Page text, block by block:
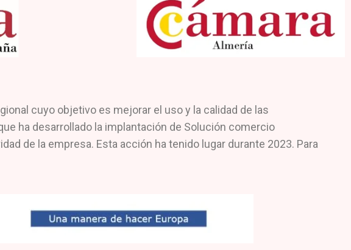
cuyo objetivo es mejorar el uso y la calidad de las
ha desarrollado la implantación de Solución comercio
de la empresa. Esta acción ha tenido lugar durante 2023. Para